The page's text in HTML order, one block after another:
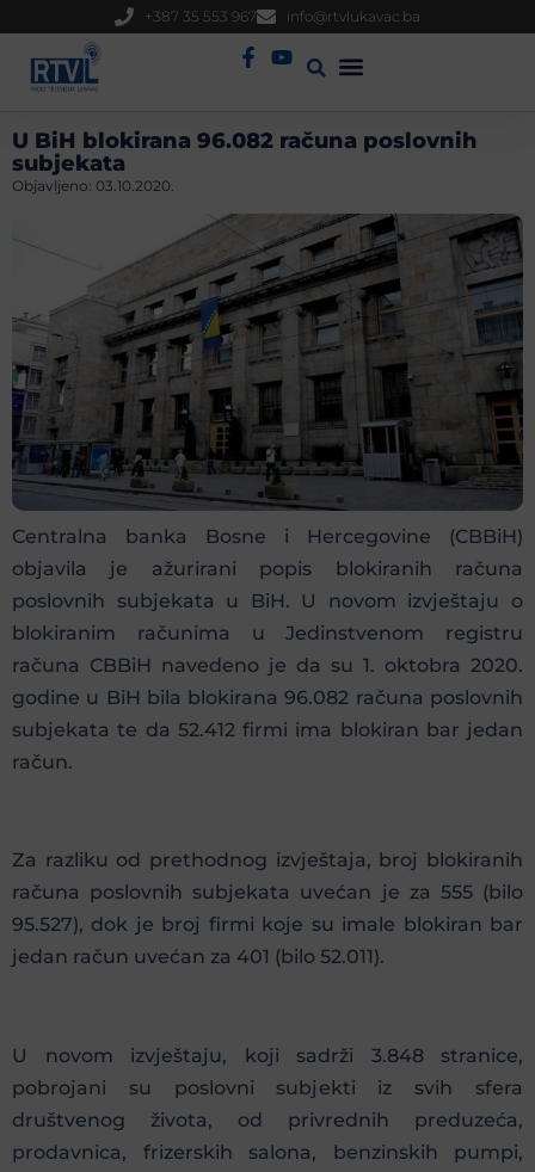
+387 35 553 967 info@rtvlukavac.ba
U BiH blokirana 96.082 računa poslovnih
subjekata
Objavljeno: 03.10.2020.
Centralna banka Bosne i Hercegovine (CBBiH)
objavila je ažurirani popis blokiranih računa
poslovnih subjekata u BiH. U novom izvještaju o
blokiranim računima u Jedinstvenom registru
računa CBBiH navedeno je da su 1. oktobra 2020.
godine u BiH bila blokirana 96.082 računa poslovnih
subjekata te da 52.412 firmi ima blokiran bar jedan
račun.
Za razliku od prethodnog izvještaja, broj blokiranih
računa poslovnih subjekata uvećan je za 555 (bilo
95.527), dok je broj firmi koje su imale blokiran bar
jedan račun uvećan za 401 (bilo 52.011).
U novom izvještaju, koji sadrži 3.848 stranice,
pobrojani su poslovni subjekti iz svih sfera
društvenog života, od privrednih preduzeća,
prodavnica, frizerskih salona, benzinskih pumpi,